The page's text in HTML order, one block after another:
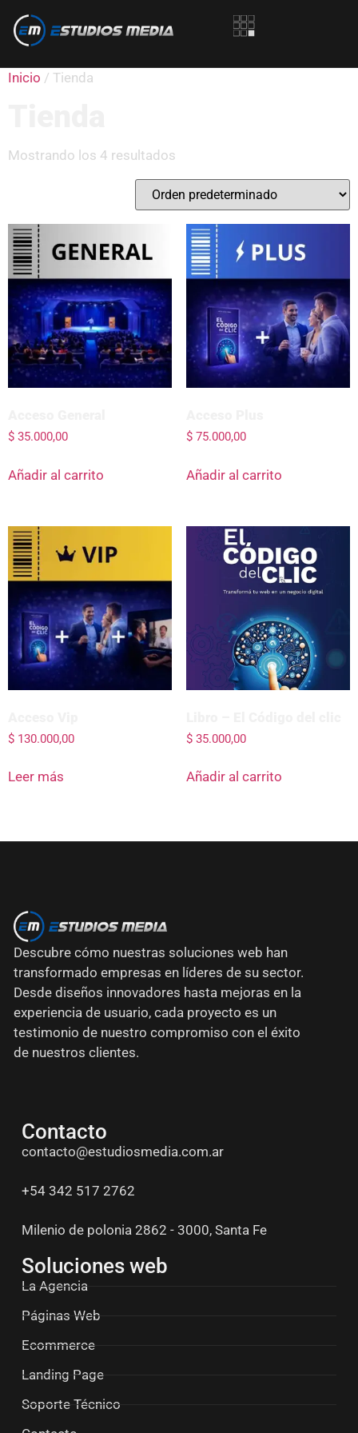
Inicio / Tienda
Mostrando los 4 resultados
$ 35.000,00
Añadir al carrito
$75.000,00
Añadir al carrito
$ 130.000,00
Leer más
$35.000,00
Añadir al carrito
Descubre cómo nuestras soluciones web han
transformado empresas en líderes de su sector.
Desde diseños innovadores hasta mejoras en la
experiencia de usuario, cada proyecto es un
testimonio de nuestro compromiso con el éxito
de nuestros clientes.
Contacto
contacto@estudiosmedia.com.ar
+54 342 517 2762
Milenio de polonia 2862 - 3000, Santa Fe
Soluciones web
La Agencia
Páginas Web
Ecommerce
Landing Page
Soporte Técnico